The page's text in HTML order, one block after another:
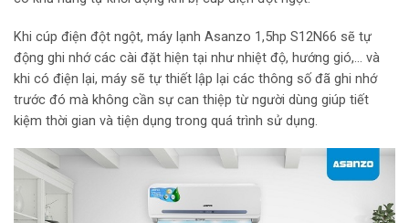
Khi cúp điện đột ngột, máy lạnh Asanzo 1,5hp S12N66 sẽ tự
động ghi nhớ các cài đặt hiện tại như nhiệt độ, hướng gió,… và
khi có điện lại, máy sẽ tự thiết lập lại các thông số đã ghi nhớ
trước đó mà không cần sự can thiệp từ người dùng giúp tiết
kiệm thời gian và tiện dụng trong quá trình sử dụng.